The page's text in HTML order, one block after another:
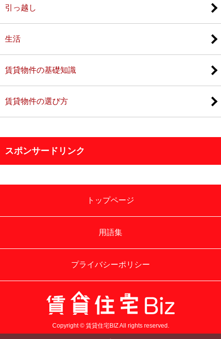
引っ越し
生活
賃貸物件の基礎知識
賃貸物件の選び方
スポンサードリンク
トップページ
用語集
プライバシーポリシー
Copyright © 賃貸住宅BIZ All rights reserved.